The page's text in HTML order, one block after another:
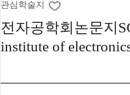
관심학술지
전자공학회논문지
institute of